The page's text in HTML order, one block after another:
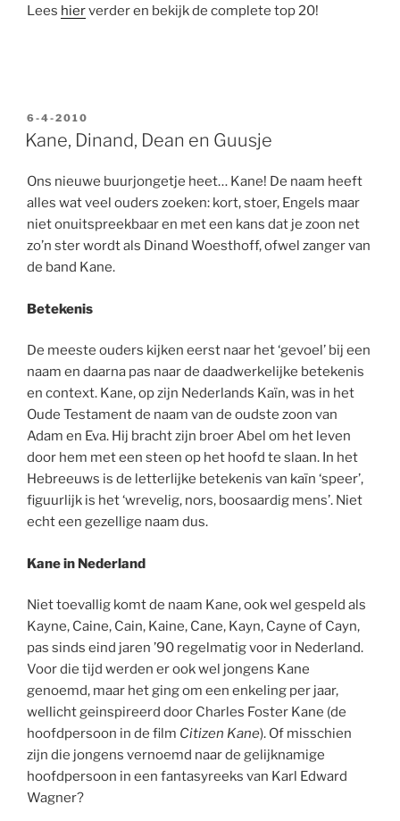
Lees hierverder en bekijk de complete top 20!
GEPLAATST
OP
6-4-2010
Kane, Dinand, Dean en Guusje
Ons nieuwe buurjongetje heet… Kane! De naam heeft
alles wat veel ouders zoeken: kort, stoer, Engels maar
niet onuitspreekbaar en met een kans dat je zoon net
zo’n ster wordt als Dinand Woesthoff, ofwel zanger van
de band Kane.
Betekenis
De meeste ouders kijken eerst naar het ‘gevoel’ bij een
naam en daarna pas naar de daadwerkelijke betekenis
en context. Kane, op zijn Nederlands Kaïn, was in het
Oude Testament de naam van de oudste zoon van
Adam en Eva. Hij bracht zijn broer Abel om het leven
door hem met een steen op het hoofd te slaan. In het
Hebreeuws is de letterlijke betekenis van kaïn ‘speer’,
figuurlijk is het ‘wrevelig, nors, boosaardig mens’. Niet
echt een gezellige naam dus.
Kane in Nederland
Niet toevallig komt de naam Kane, ook wel gespeld als
Kayne, Caine, Cain, Kaine, Cane, Kayn, Cayne of Cayn,
pas sinds eind jaren ’90 regelmatig voor in Nederland.
Voor die tijd werden er ook wel jongens Kane
genoemd, maar het ging om een enkeling per jaar,
wellicht geinspireerd door Charles Foster Kane (de
hoofdpersoon in de film Citizen Kane). Of misschien
zijn die jongens vernoemd naar de gelijknamige
hoofdpersoon in een fantasyreeks van Karl Edward
Wagner?